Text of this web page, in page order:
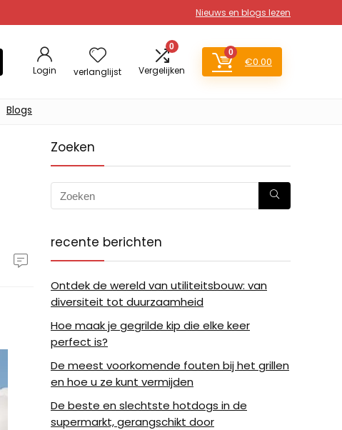
Nieuws en blogs lezen
Login verlanglijst
0
Vergelijken
0
€0.00
Blogs
Zoeken
recente berichten
Ontdek de wereld van utiliteitsbouw: van
diversiteit tot duurzaamheid
Hoe maak je gegrilde kip die elke keer
perfect is?
De meest voorkomende fouten bij het grillen
en hoe u ze kunt vermijden
De beste en slechtste hotdogs in de
supermarkt, gerangschikt door